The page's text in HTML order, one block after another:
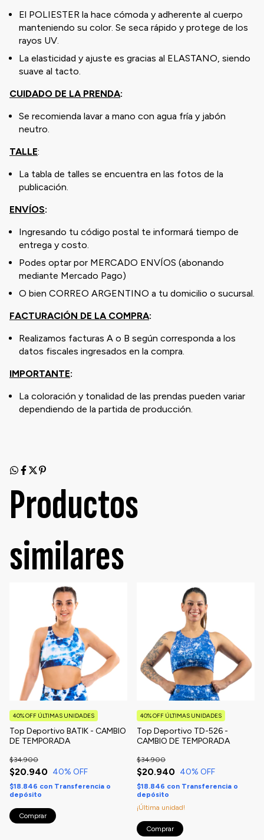
El POLIESTER la hace cómoda y adherente al cuerpo
manteniendo su color. Se seca rápido y protege de los
rayos UV.
La elasticidad y ajuste es gracias al ELASTANO, siendo
suave al tacto.
CUIDADO DE LA PRENDA:
Se recomienda lavar a mano con agua fría y jabón
neutro.
TALLE:
La tabla de talles se encuentra en las fotos de la
publicación.
ENVÍOS:
Ingresando tu código postal te informará tiempo de
entrega y costo.
Podes optar por MERCADO ENVÍOS (abonando
mediante Mercado Pago)
O bien CORREO ARGENTINO a tu domicilio o sucursal.
FACTURACIÓN DE LA COMPRA:
Realizamos facturas A o B según corresponda a los
datos fiscales ingresados en la compra.
IMPORTANTE:
La coloración y tonalidad de las prendas pueden variar
dependiendo de la partida de producción.
Productos
similares
Top Deportivo BATIK - CAMBIO
DE TEMPORADA
$20.940
$34.900
40% OFF
40% OFF ÚLTIMAS UNIDADES
$18.846 con Transferencia o
depósito
Comprar
Top Deportivo TD-526 -
CAMBIO DE TEMPORADA
$20.940
$34.900
40% OFF
40% OFF ÚLTIMAS UNIDADES
$18.846 con Transferencia o
depósito
¡Última unidad!
Comprar